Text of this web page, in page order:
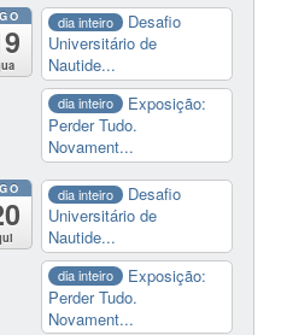
dia inteiro
Desafio
Universitário de
Nautide...
dia inteiro
Exposição:
Perder Tudo.
Novament...
dia inteiro
Desafio
Universitário de
Nautide...
dia inteiro
Exposição:
Perder Tudo.
Novament...